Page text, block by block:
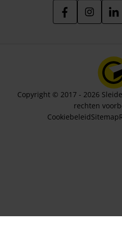
Copyright © 2017 - 2026
rechten
CookiebeleidSitemap